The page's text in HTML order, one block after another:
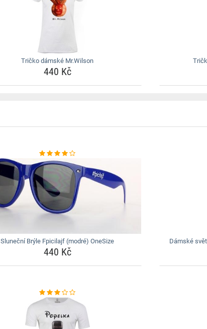
Tričko dámské Mr.Wilson
440 Kč
Sluneční Brýle Fpicilajf (modré) OneSize
440 Kč
Dámské